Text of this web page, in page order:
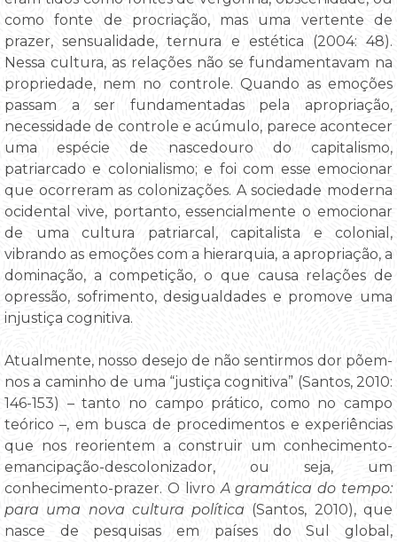
como fonte de procriação, mas uma vertente de
prazer, sensualidade, ternura e estética (2004: 48).
Nessa cultura, as relações não se fundamentavam na
propriedade, nem no controle. Quando as emoções
passam a ser fundamentadas pela apropriação,
necessidade de controle e acúmulo, parece acontecer
uma espécie de nascedouro do capitalismo,
patriarcado e colonialismo; e foi com esse emocionar
que ocorreram as colonizações. A sociedade moderna
ocidental vive, portanto, essencialmente o emocionar
de uma cultura patriarcal, capitalista e colonial,
vibrando as emoções com a hierarquia, a apropriação, a
dominação, a competição, o que causa relações de
opressão, sofrimento, desigualdades e promove uma
injustiça cognitiva.
Atualmente, nosso desejo de não sentirmos dor põem-
nos a caminho de uma “justiça cognitiva” (Santos, 2010:
146-153) – tanto no campo prático, como no campo
teórico –, em busca de procedimentos e experiências
que nos reorientem a construir um conhecimento-
emancipação-descolonizador, ou seja, um
conhecimento-prazer. O livro A gramática do tempo:
para uma nova cultura política (Santos, 2010), que
nasce de pesquisas em países do Sul global,